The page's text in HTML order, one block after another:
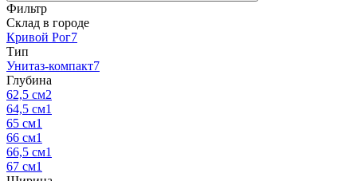
Фильтр
Склад в городе
Кривой Рог7
Тип
Унитаз-компакт7
Глубина
62,5 см2
64,5 см1
65 см1
66 см1
66,5 см1
67 см1